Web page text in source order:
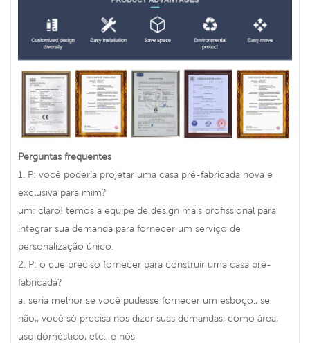
Perguntas frequentes
1. P: você poderia projetar uma casa pré-fabricada nova e
exclusiva para mim?
um: claro! temos a equipe de design mais profissional para
integrar sua demanda para fornecer um serviço de
personalização único.
2. P: o que preciso fornecer para construir uma casa pré-
fabricada?
a: seria melhor se você pudesse fornecer um esboço., se
não,, você só precisa nos dizer suas demandas, como área,
uso doméstico, etc., e nós